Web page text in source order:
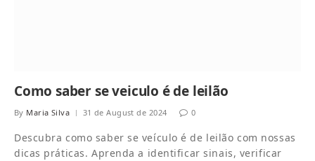
Como saber se veiculo é de leilão
By Maria Silva 31 de August de 2024 0
Descubra como saber se veículo é de leilão com nossas
dicas práticas. Aprenda a identificar sinais, verificar